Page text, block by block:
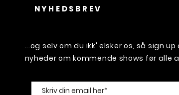
NYHEDSBREV
...og selv om du ikk' elsker os, så sign
nyheder om kommende shows før alle